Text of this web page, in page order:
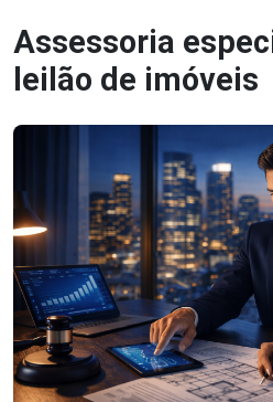
Assessoria
leilão de imóveis